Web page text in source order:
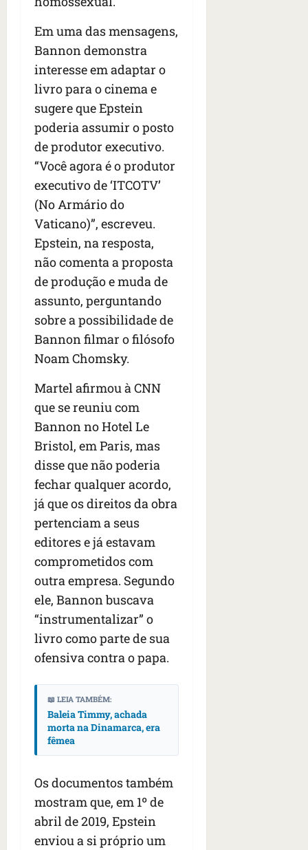
Em uma das mensagens,
Bannon demonstra
interesse em adaptar o
livro para o cinema e
sugere que Epstein
poderia assumir o posto
de produtor executivo.
“Você agora é o produtor
executivo de ‘ITCOTV’
(No Armário do
Vaticano)”, escreveu.
Epstein, na resposta,
não comenta a proposta
de produção e muda de
assunto, perguntando
sobre a possibilidade de
Bannon filmar o filósofo
Noam Chomsky.
Martel afirmou à CNN
que se reuniu com
Bannon no Hotel Le
Bristol, em Paris, mas
disse que não poderia
fechar qualquer acordo,
já que os direitos da obra
pertenciam a seus
editores e já estavam
comprometidos com
outra empresa. Segundo
ele, Bannon buscava
“instrumentalizar” o
livro como parte de sua
ofensiva contra o papa.
📖 LEIA TAMBÉM:
Baleia Timmy, achada
morta na Dinamarca, era
fêmea
Os documentos também
mostram que, em 1º de
abril de 2019, Epstein
enviou a si próprio um